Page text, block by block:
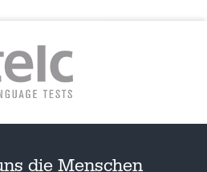
die Menschen